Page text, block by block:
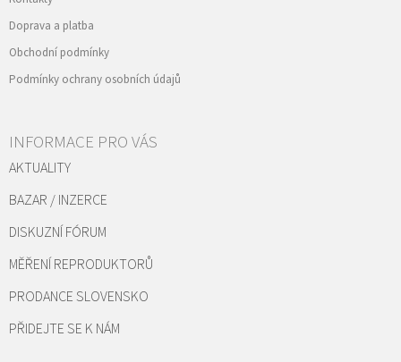
Doprava a platba
Obchodní podmínky
Podmínky ochrany osobních údajů
INFORMACE PRO VÁS
AKTUALITY
BAZAR / INZERCE
DISKUZNÍ FÓRUM
MĚŘENÍ REPRODUKTORŮ
PRODANCE SLOVENSKO
PŘIDEJTE SE K NÁM